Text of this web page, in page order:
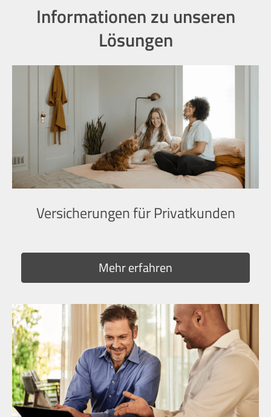
Informationen zu unseren
Lösungen
Versicherungen für Privatkunden
Mehr erfahren